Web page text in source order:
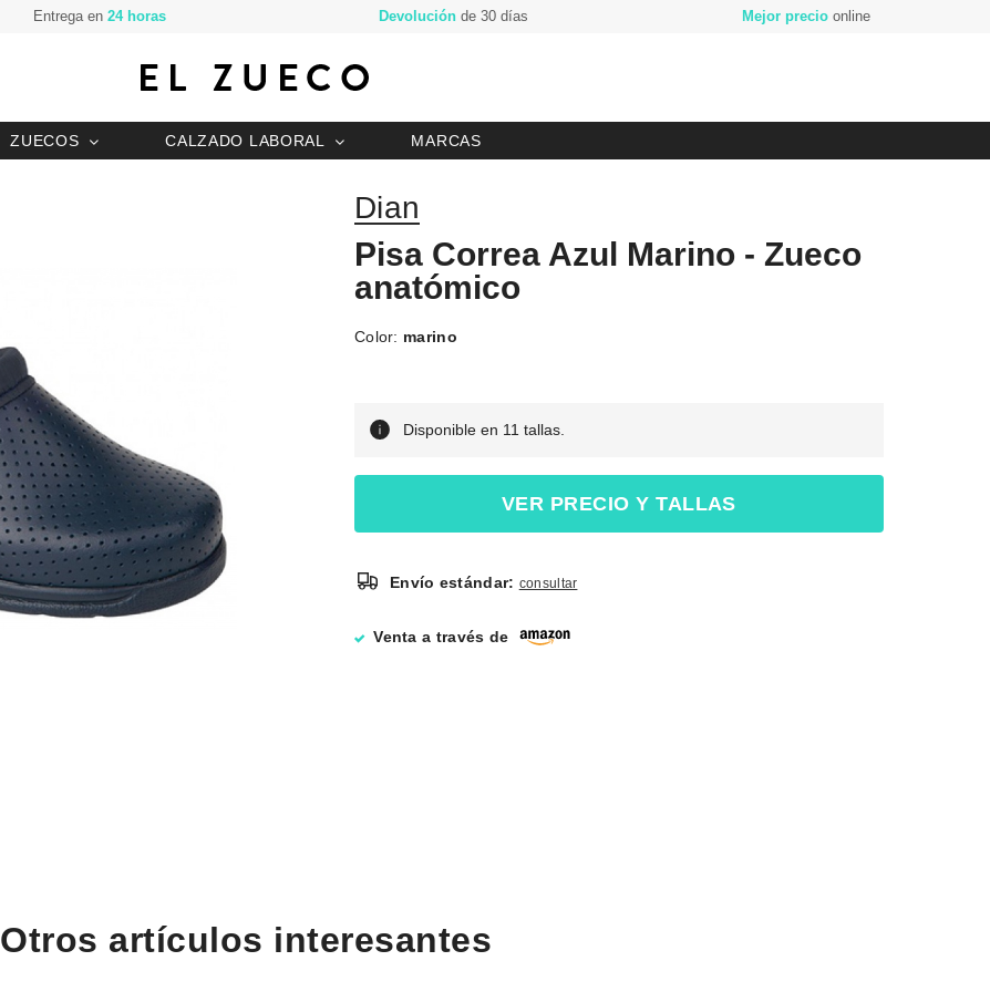
Entrega en 24 horas Devolución de 30 días Mejor precioonline
ZUECOS CALZADO LABORAL MARCAS
Dian
Pisa Correa Azul Marino - Zueco
anatómico
Color: marino
Disponible en 11 tallas.
VER PRECIO Y TALLAS
Envío estándar: consultar
Venta a través de
Otros artículos interesantes